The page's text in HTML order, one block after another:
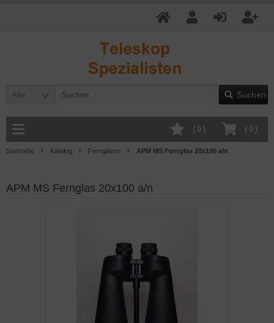
Alle Suchen
( 0 )
( 0 )
Startseite Katalog Ferngläser APM MS Fernglas 20x100 a/n
APM MS Fernglas 20x100 a/n